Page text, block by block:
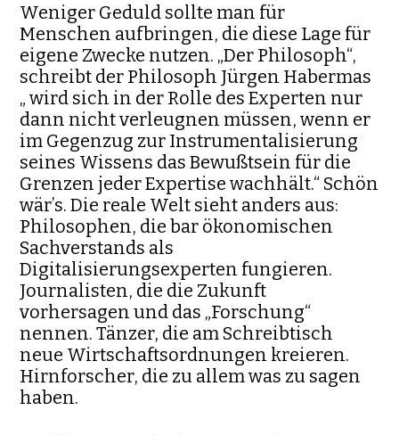
Weniger Geduld sollte man für
Menschen aufbringen, die diese Lage für
eigene Zwecke nutzen. „Der Philosoph“,
schreibt der Philosoph Jürgen Habermas
„ wird sich in der Rolle des Experten nur
dann nicht verleugnen müssen, wenn er
im Gegenzug zur Instrumentalisierung
seines Wissens das Bewußtsein für die
Grenzen jeder Expertise wachhält.“ Schön
wär’s. Die reale Welt sieht anders aus:
Philosophen, die bar ökonomischen
Sachverstands als
Digitalisierungsexperten fungieren.
Journalisten, die die Zukunft
vorhersagen und das „Forschung“
nennen. Tänzer, die am Schreibtisch
neue Wirtschaftsordnungen kreieren.
Hirnforscher, die zu allem was zu sagen
haben.